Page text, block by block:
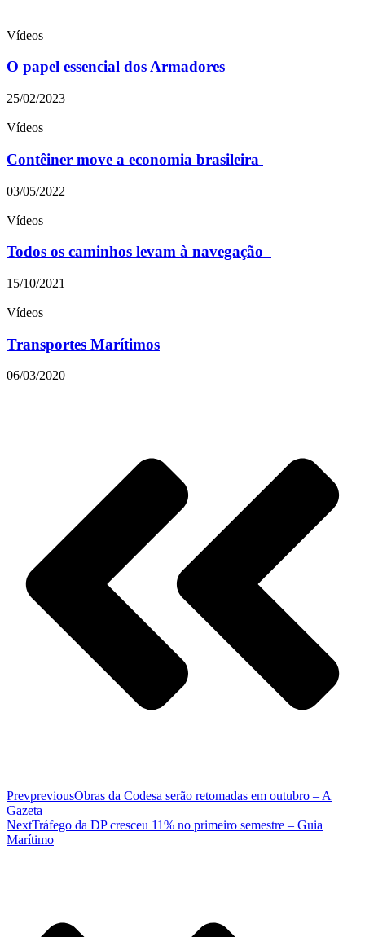
Vídeos
O papel essencial dos Armadores
25/02/2023
Vídeos
Contêiner move a economia brasileira
03/05/2022
Vídeos
Todos os caminhos levam à navegação
15/10/2021
Vídeos
Transportes Marítimos
06/03/2020
PrevpreviousObras da Codesa serão retomadas em outubro – A
Gazeta
NextTráfego da DP cresceu 11% no primeiro semestre – Guia
Marítimo